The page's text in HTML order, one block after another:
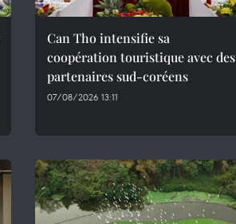
Can Tho intensifie sa
coopération touristique avec des
partenaires sud-coréens
07/08/2026 13:11